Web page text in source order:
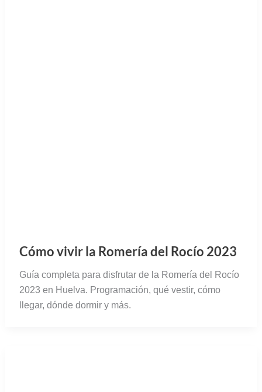
Cómo vivir la Romería del Rocío 2023
Guía completa para disfrutar de la Romería del Rocío
2023 en Huelva. Programación, qué vestir, cómo
llegar, dónde dormir y más.